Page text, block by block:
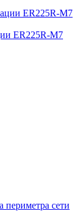
ER225R-M7
периметра сети